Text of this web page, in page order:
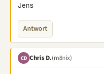
Jens
Antwort
CD Chris D.(m8nix)